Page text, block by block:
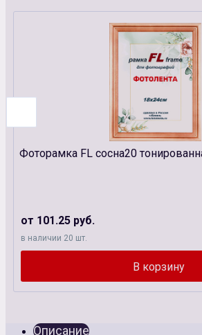
Фоторамка FL сосна20
от 101.25 руб.
в наличии 20 шт.
Описание